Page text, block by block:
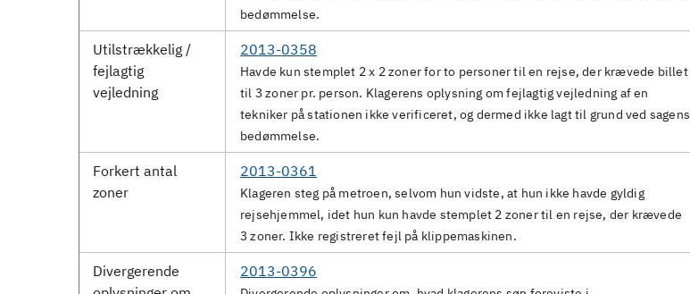
bedømmelse.
Utilstrækkelig /
fejlagtig
vejledning
2013-0358
Havde kun stemplet 2 x 2 zoner for to personer til en rejse, der krævede billet
til 3 zoner pr. person. Klagerens oplysning om fejlagtig vejledning af en
tekniker på stationen ikke verificeret, og dermed ikke lagt til grund ved sagens
bedømmelse.
Forkert antal
zoner
2013-0361
Klageren steg på metroen, selvom hun vidste, at hun ikke havde gyldig
rejsehjemmel, idet hun kun havde stemplet 2 zoner til en rejse, der krævede
3 zoner. Ikke registreret fejl på klippemaskinen.
Divergerende
2013-0396